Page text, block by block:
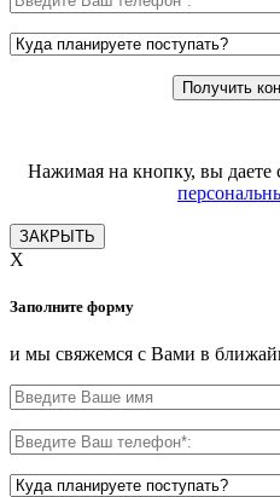
Нажимая на кнопку, вы даете
ЗАКРЫТЬ
X
Заполните форму
и мы свяжемся с Вами в